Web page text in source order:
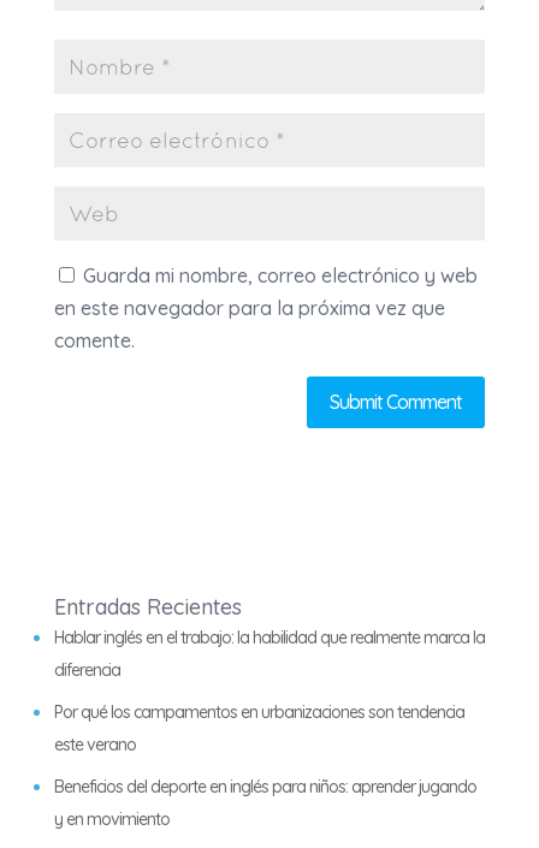
Guarda mi nombre, correo electrónico y web
en este navegador para la próxima vez que
comente.
Entradas Recientes
Hablar inglés en el trabajo: la habilidad que realmente marca la
diferencia
Por qué los campamentos en urbanizaciones son tendencia
este verano
Beneficios del deporte en inglés para niños: aprender jugando
y en movimiento